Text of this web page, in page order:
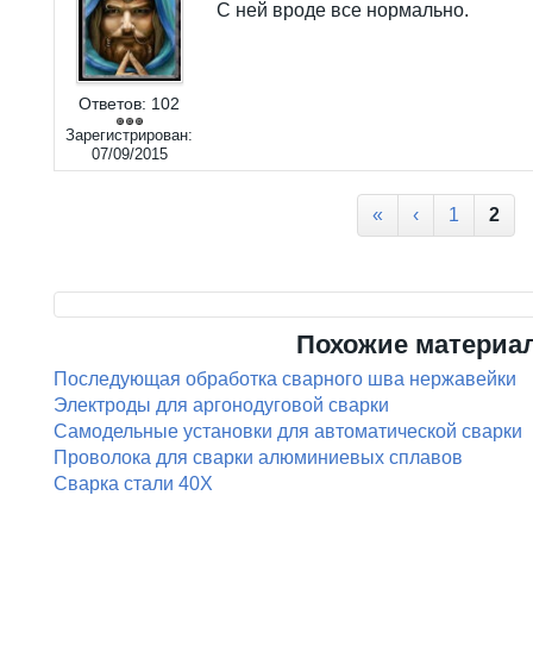
Ответов: 102
Зарегистрирован:
07/09/2015
С ней вроде все нормально.
« ‹ 1 2
Похожие
Последующая обработка сварного шва нержавейки
Электроды для аргонодуговой сварки
Самодельные установки для автоматической сварки
Проволока для сварки алюминиевых сплавов
Сварка стали 40Х